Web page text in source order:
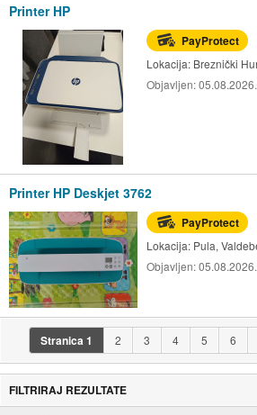
Printer HP
PayProtect
Lokacija: Breznički
Objavljen:05.08.2026.
Printer HP Deskjet 3762
PayProtect
Lokacija: Pula,
Objavljen:05.08.2026.
Stranica1 2 3 4 5 6
FILTRIRAJ REZULTATE